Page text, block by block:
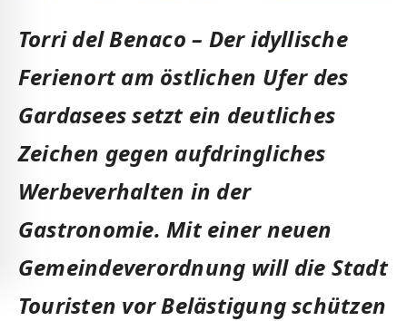
Torri del Benaco – Der idyllische
Ferienort am östlichen Ufer des
Gardasees setzt ein deutliches
Zeichen gegen aufdringliches
Werbeverhalten in der
Gastronomie. Mit einer neuen
Gemeindeverordnung will die Stadt
Touristen vor Belästigung schützen